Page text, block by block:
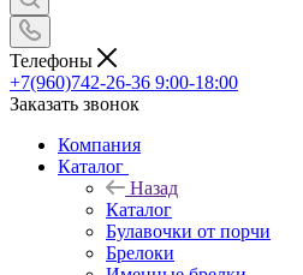
Телефоны
+7(960)742-26-36 9:00-18:00
Заказать звонок
Компания
Каталог
Назад
Каталог
Булавочки от порчи
Брелоки